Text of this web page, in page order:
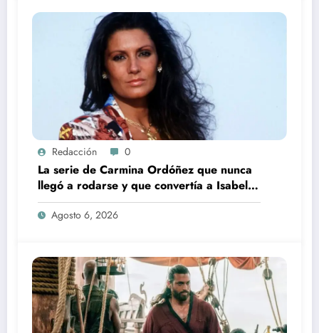
Redacción 0
La serie de Carmina Ordóñez que nunca
llegó a rodarse y que convertía a Isabel
Pantoja en la gran antagonista
Agosto 6, 2026